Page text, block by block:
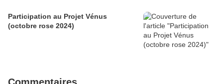
Participation au Projet Vénus
(octobre rose 2024)